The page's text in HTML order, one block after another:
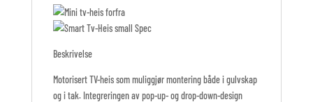
Beskrivelse
Motorisert TV-heis som muliggjør montering både i gulvskap
og i tak. Integreringen av pop-up- og drop-down-design